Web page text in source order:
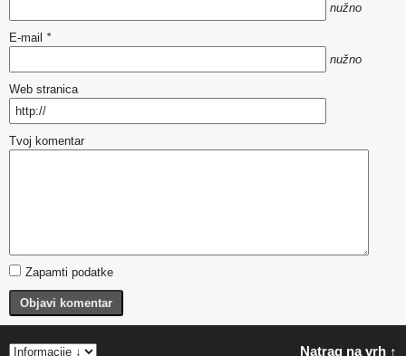
nužno
E-mail *
nužno
Web stranica
Tvoj komentar
Zapamti podatke
Objavi komentar
Natrag na vrh ↑